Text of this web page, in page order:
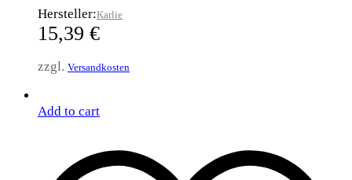
Hersteller:Karlie
15,39 €
zzgl. Versandkosten
Add to cart